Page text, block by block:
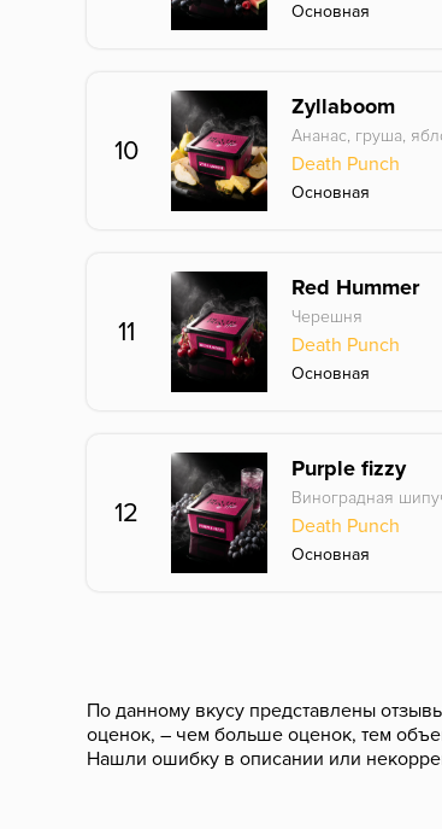
Основная
10
Zyllaboom
Ананас, груша,
Death Punch
Основная
11
Red Hummer
Черешня
Death Punch
Основная
12
Purple fizzy
Виноградная
Death Punch
Основная
По данному вкусу представлены
оценок, – чем больше оценок, тем
Нашли ошибку в описании или